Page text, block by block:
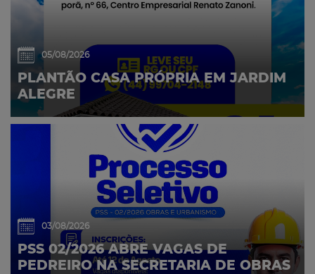
05/08/2026
PLANTÃO CASA PRÓPRIA EM JARDIM
ALEGRE
03/08/2026
PSS 02/2026 ABRE VAGAS DE
PEDREIRO NA SECRETARIA DE OBRAS